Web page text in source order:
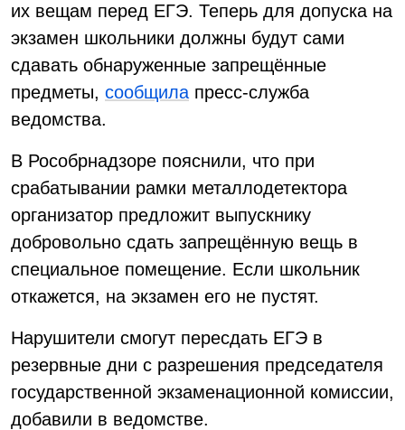
их вещам перед ЕГЭ. Теперь для допуска на
экзамен школьники должны будут сами
сдавать обнаруженные запрещённые
предметы, сообщила пресс-служба
ведомства.
В Рособрнадзоре пояснили, что при
срабатывании рамки металлодетектора
организатор предложит выпускнику
добровольно сдать запрещённую вещь в
специальное помещение. Если школьник
откажется, на экзамен его не пустят.
Нарушители смогут пересдать ЕГЭ в
резервные дни с разрешения председателя
государственной экзаменационной комиссии,
добавили в ведомстве.